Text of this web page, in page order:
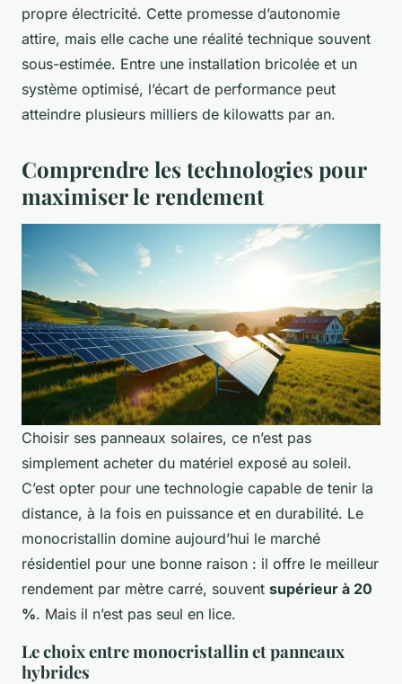
propre électricité. Cette promesse d’autonomie
attire, mais elle cache une réalité technique souvent
sous-estimée. Entre une installation bricolée et un
système optimisé, l’écart de performance peut
atteindre plusieurs milliers de kilowatts par an.
Comprendre les technologies pour
maximiser le rendement
Choisir ses panneaux solaires, ce n’est pas
simplement acheter du matériel exposé au soleil.
C’est opter pour une technologie capable de tenir la
distance, à la fois en puissance et en durabilité. Le
monocristallin domine aujourd’hui le marché
résidentiel pour une bonne raison : il offre le meilleur
rendement par mètre carré, souvent supérieur à 20
%. Mais il n’est pas seul en lice.
Le choix entre monocristallin et panneaux
hybrides